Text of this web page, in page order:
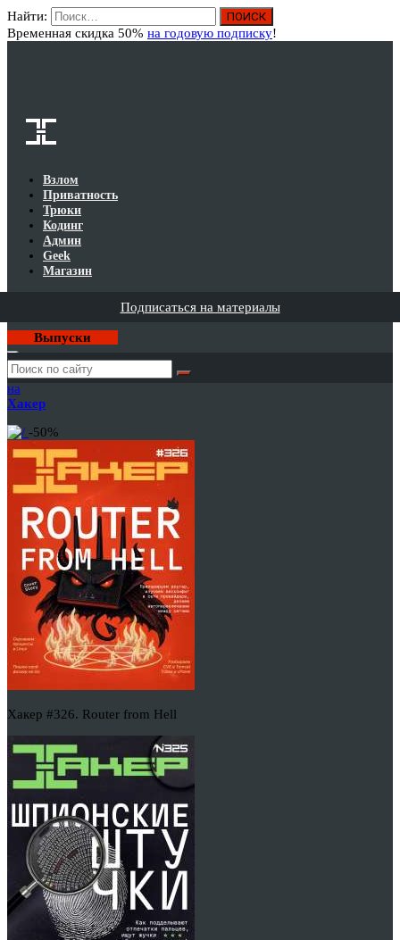
Найти:
Временная скидка 50% на годовую подписку!
Взлом
Приватность
Трюки
Кодинг
Админ
Geek
Магазин
Подписаться на материалы
Выпуски
Годовая
подписка
на
Хакер
-50%
Хакер #326. Router from Hell